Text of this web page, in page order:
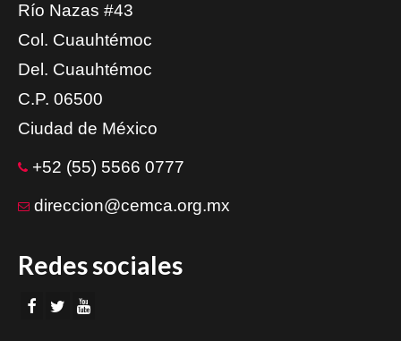
Río Nazas #43
Col. Cuauhtémoc
Del. Cuauhtémoc
C.P. 06500
Ciudad de México
+52 (55) 5566 0777
direccion@cemca.org.mx
Redes sociales